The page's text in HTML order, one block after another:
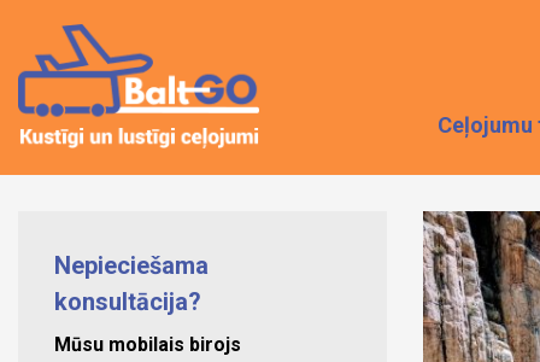
Ceļojumu
Nepieciešama
konsultācija?
Mūsu mobilais birojs